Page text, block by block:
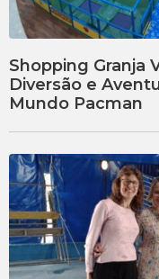
Shopping Granja
Diversão e
Mundo Pacman